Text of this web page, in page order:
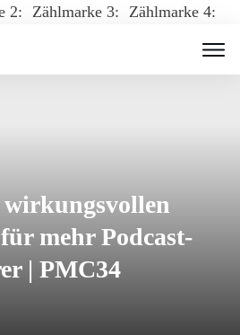
2: Zählmarke 3: Zählmarke 4:
wirkungsvollen
mehr Podcast-
| PMC34